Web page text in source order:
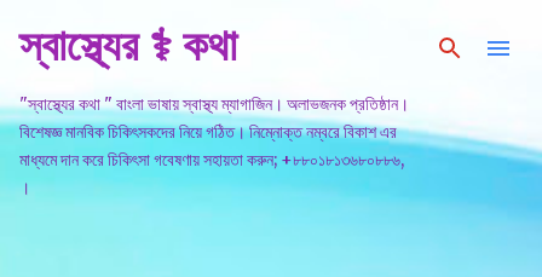
সরাসরি প্রধান সামগ্রীতে চলে যান
স্বাস্থ্যের ⚕️ কথা
"স্বাস্থ্যের কথা " বাংলা ভাষায় স্বাস্থ্য ম্যাগাজিন। অলাভজনক প্রতিষ্ঠান।
বিশেষজ্ঞ মানবিক চিকিৎসকদের নিয়ে গঠিত। নিম্নোক্ত নম্বরে বিকাশ এর
মাধ্যমে দান করে চিকিৎসা গবেষণায় সহায়তা করুন; +৮৮০১৮১৩৬৮০৮৮৬,
।